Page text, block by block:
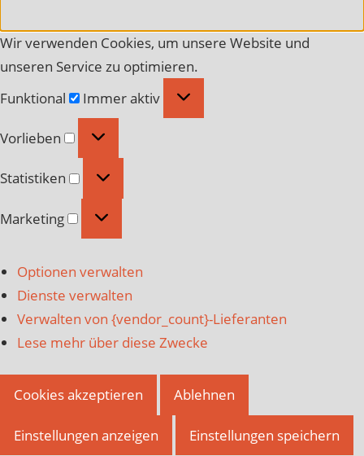
Wir verwenden Cookies, um unsere Website und
unseren Service zu optimieren.
Funktional
Funktional
Immer aktiv
Vorlieben Vorlieben
Statistiken Statistiken
Marketing Marketing
Optionen verwalten
Dienste verwalten
Verwalten von {vendor_count}-Lieferanten
Lese mehr über diese Zwecke
Cookies akzeptieren Ablehnen
Einstellungen anzeigen
Einstellungen speichern